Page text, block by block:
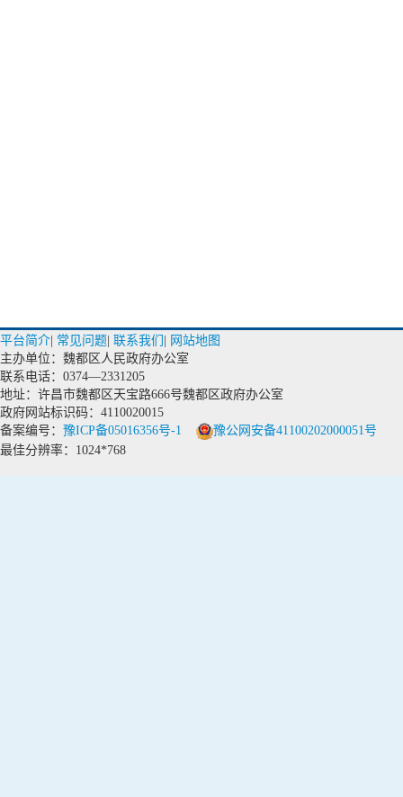
平台简介 常见问题 联系我们
网站地图
主办单位：魏都区人民政府办公室
联系电话：0374—2331205
地址：许昌市魏都区天宝路666号魏都区政府办公室
政府网站标识码：4110020015
备案编号： 豫ICP备05016356号-1
豫公网安备41100202000051号
最佳分辨率：1024*768